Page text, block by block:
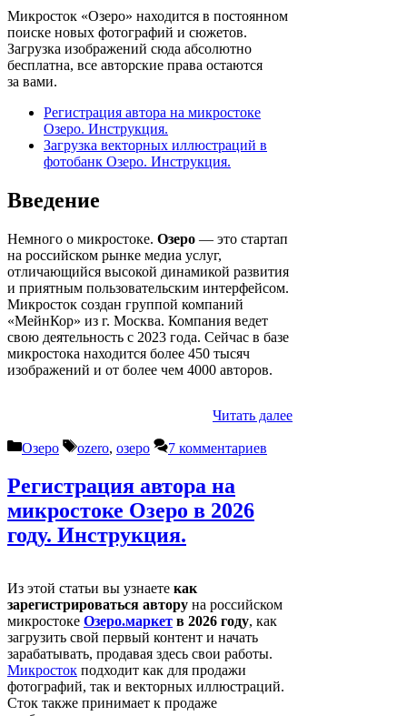
Микросток «Озеро» находится в постоянном
поиске новых фотографий и сюжетов.
Загрузка изображений сюда абсолютно
бесплатна, все авторские права остаются
за вами.
Регистрация автора на микростоке
Озеро. Инструкция.
Загрузка векторных иллюстраций в
фотобанк Озеро. Инструкция.
Введение
Немного о микростоке. Озеро — это стартап
на российском рынке медиа услуг,
отличающийся высокой динамикой развития
и приятным пользовательским интерфейсом.
Микросток создан группой компаний
«МейнКор» из г. Москва. Компания ведет
свою деятельность с 2023 года. Сейчас в базе
микростока находится более 450 тысяч
изображений и от более чем 4000 авторов.
Читать далее
Рубрики
Озеро Метки
ozero, озеро 7 комментариев
Регистрация автора на
микростоке Озеро в 2026
году. Инструкция.
Из этой статьи вы узнаете как
зарегистрироваться автору на российском
микростоке Озеро.маркет в 2026 году, как
загрузить свой первый контент и начать
зарабатывать, продавая здесь свои работы.
Микросток подходит как для продажи
фотографий, так и векторных иллюстраций.
Сток также принимает к продаже